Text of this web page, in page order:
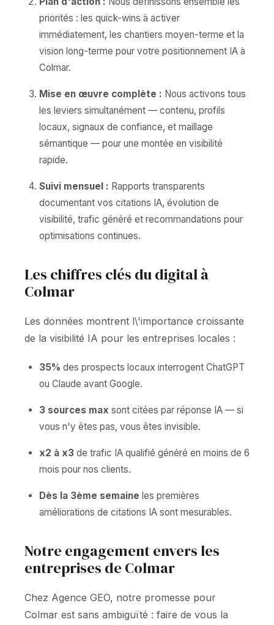
priorités : les quick-wins à activer
immédiatement, les chantiers moyen-terme et la
vision long-terme pour votre positionnement IA à
Colmar.
Mise en œuvre complète : Nous activons tous
les leviers simultanément — contenu, profils
locaux, signaux de confiance, et maillage
sémantique — pour une montée en visibilité
rapide.
Suivi mensuel : Rapports transparents
documentant vos citations IA, évolution de
visibilité, trafic généré et recommandations pour
optimisations continues.
Les chiffres clés du digital à
Colmar
Les données montrent l\'importance croissante
de la visibilité IA pour les entreprises locales :
35% des prospects locaux interrogent ChatGPT
ou Claude avant Google.
3 sources max sont citées par réponse IA — si
vous n'y êtes pas, vous êtes invisible.
x2 à x3 de trafic IA qualifié généré en moins de 6
mois pour nos clients.
Dès la 3ème semaine les premières
améliorations de citations IA sont mesurables.
Notre engagement envers les
entreprises de Colmar
Chez Agence GEO, notre promesse pour
Colmar est sans ambiguïté : faire de vous la